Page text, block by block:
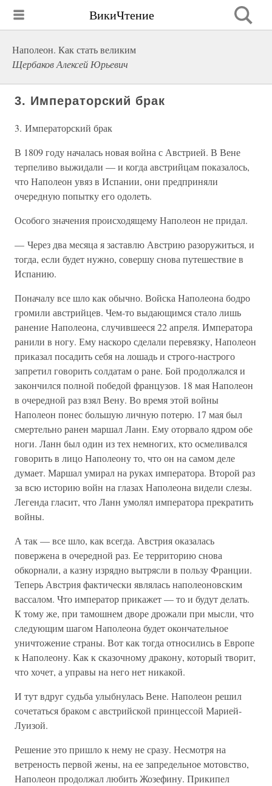
ВикиЧтение
Наполеон. Как стать великим
Щербаков Алексей Юрьевич
3. Императорский брак
3. Императорский брак
В 1809 году началась новая война с Австрией. В Вене
терпеливо выжидали — и когда австрийцам показалось,
что Наполеон увяз в Испании, они предприняли
очередную попытку его одолеть.
Особого значения происходящему Наполеон не придал.
— Через два месяца я заставлю Австрию разоружиться, и
тогда, если будет нужно, совершу снова путешествие в
Испанию.
Поначалу все шло как обычно. Войска Наполеона бодро
громили австрийцев. Чем-то выдающимся стало лишь
ранение Наполеона, случившееся 22 апреля. Императора
ранили в ногу. Ему наскоро сделали перевязку, Наполеон
приказал посадить себя на лошадь и строго-настрого
запретил говорить солдатам о ране. Бой продолжался и
закончился полной победой французов. 18 мая Наполеон
в очередной раз взял Вену. Во время этой войны
Наполеон понес большую личную потерю. 17 мая был
смертельно ранен маршал Ланн. Ему оторвало ядром обе
ноги. Ланн был один из тех немногих, кто осмеливался
говорить в лицо Наполеону то, что он на самом деле
думает. Маршал умирал на руках императора. Второй раз
за всю историю войн на глазах Наполеона видели слезы.
Легенда гласит, что Ланн умолял императора прекратить
войны.
А так — все шло, как всегда. Австрия оказалась
повержена в очередной раз. Ее территорию снова
обкорнали, а казну изрядно вытрясли в пользу Франции.
Теперь Австрия фактически являлась наполеоновским
вассалом. Что император прикажет — то и будут делать.
К тому же, при тамошнем дворе дрожали при мысли, что
следующим шагом Наполеона будет окончательное
уничтожение страны. Вот как тогда относились в Европе
к Наполеону. Как к сказочному дракону, который творит,
что хочет, а управы на него нет никакой.
И тут вдруг судьба улыбнулась Вене. Наполеон решил
сочетаться браком с австрийской принцессой Марией-
Луизой.
Решение это пришло к нему не сразу. Несмотря на
ветреность первой жены, на ее запредельное мотовство,
Наполеон продолжал любить Жозефину. Прикипел